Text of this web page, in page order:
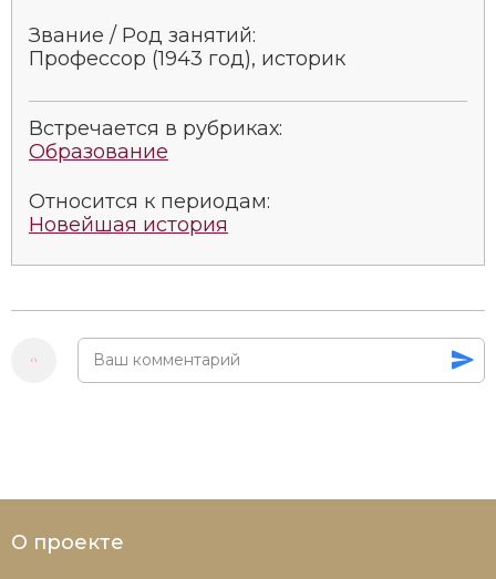
Специальные исторические дисциплины
Южная Америка
Звание / Род занятий:
Профессор (1943 год), историк
Встречается в рубриках:
Образование
Относится к периодам:
Новейшая история
О проекте